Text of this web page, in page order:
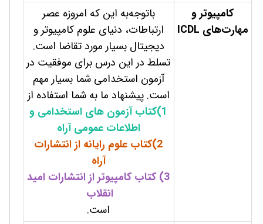
کامپیوتر و
مهارت‌های ICDL
باتوجه‌به این که امروزه عصر
ارتباطات، دنیای علوم کامپیوتر و
دیجیتال بسیار مورد تقاضا است.
تسلط در این درس برای موفقیت در
آزمون استخدامی شما بسیار مهم
است. پیشنهاد ما به شما استفاده از
1)کتاب آزمون های استخدامی و
اطلاعات عمومی آراه
2)کتاب علوم رایانه از انتشارات
آراه
3
) کتاب کامپیوتر از انتشارات امید
انقلاب
است.